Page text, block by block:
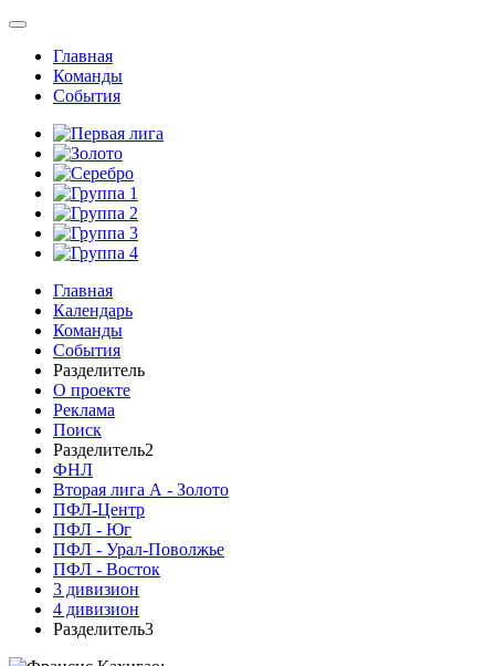
Главная
Команды
События
Главная
Календарь
Команды
События
Разделитель
О проекте
Реклама
Поиск
Разделитель2
ФНЛ
Вторая лига А - Золото
ПФЛ-Центр
ПФЛ - Юг
ПФЛ - Урал-Поволжье
ПФЛ - Восток
3 дивизион
4 дивизион
Разделитель3